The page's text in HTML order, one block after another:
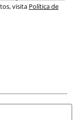
visita Política de